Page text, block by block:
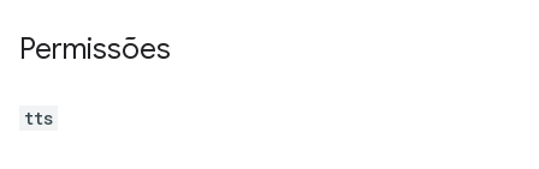
Permissões
tts